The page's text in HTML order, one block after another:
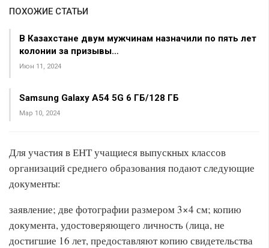
ПОХОЖИЕ СТАТЬИ
В Казахстане двум мужчинам назначили по пять лет
колонии за призывы…
Июн 11, 2024
Samsung Galaxy A54 5G 6 ГБ/128 ГБ
Мар 10, 2024
Для участия в ЕНТ учащиеся выпускных классов
организаций среднего образования подают следующие
документы:
заявление; две фотографии размером 3×4 см; копию
документа, удостоверяющего личность (лица, не
достигшие 16 лет, предоставляют копию свидетельства